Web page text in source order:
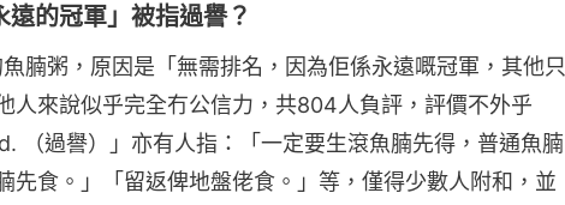
遠的冠軍」被指過譽？
腩粥，原因是「無需排名，因為佢係永遠嘅冠軍，其他只
人來說似乎完全冇公信力，共804人負評，評價不外乎
（過譽）」亦有人指：「一定要生滾魚腩先得，普通魚腩
先食。」「留返俾地盤佬食。」等，僅得少數人附和，並